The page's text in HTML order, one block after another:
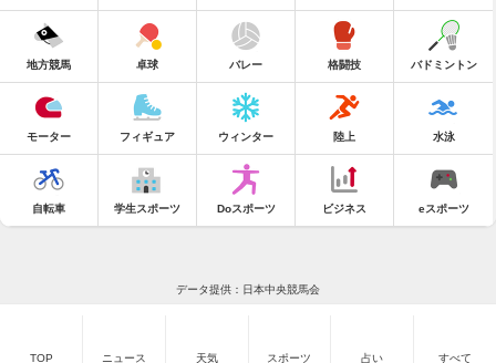
地方競馬 卓球 バレー 格闘技 バドミントン
モーター フィギュア ウィンター 陸上 水泳
自転車 学生スポーツ Doスポーツ ビジネス eスポーツ
データ提供：日本中央競馬会
TOP ニュース 天気 スポーツ 占い すべて